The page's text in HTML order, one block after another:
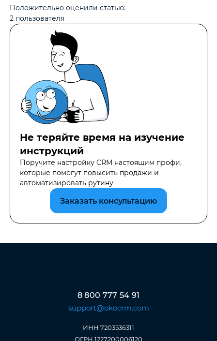
Положительно оценили статью:
2 пользователя
Не теряйте время на изучение
инструкций
Поручите настройку CRM настоящим профи,
которые помогут повысить продажи и
автоматизировать рутину
Заказать консультацию
8 800 777 54 91
support@okocrm.com
ИНН 7203536311
ОГРН 1227200006120